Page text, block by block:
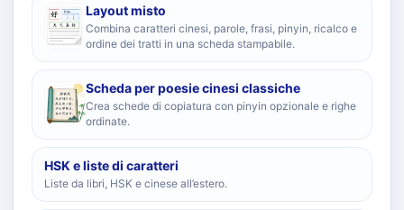
Layout misto
Combina caratteri cinesi, parole, frasi, pinyin, ricalco e
ordine dei tratti in una scheda stampabile.
Scheda per poesie cinesi classiche
Crea schede di copiatura con pinyin opzionale e righe
ordinate.
HSK e liste di caratteri
Liste da libri, HSK e cinese all’estero.